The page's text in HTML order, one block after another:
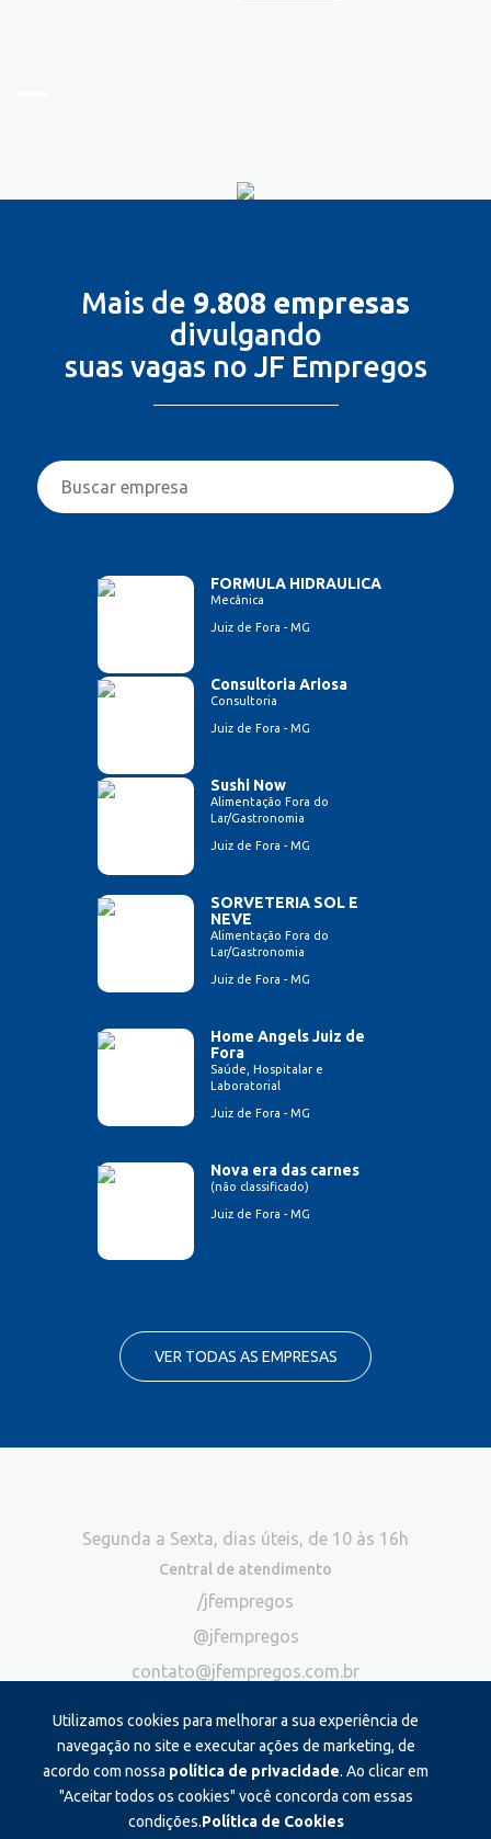
Mais de 9.808 empresas
divulgando
suas vagas no JF Empregos
FORMULA HIDRAULICA
Mecânica
Juiz de Fora - MG
Consultoria Ariosa
Consultoria
Juiz de Fora - MG
Sushi Now
Alimentação Fora do
Lar/Gastronomia
Juiz de Fora - MG
SORVETERIA SOL E
NEVE
Alimentação Fora do
Lar/Gastronomia
Juiz de Fora - MG
Home Angels Juiz de
Fora
Saúde, Hospitalar e
Laboratorial
Juiz de Fora - MG
Nova era das carnes
(não classificado)
Juiz de Fora - MG
VER TODAS AS EMPRESAS
Utilizamos cookies para melhorar a sua experiência de
navegação no site e executar ações de marketing, de
acordo com nossa política de privacidade. Ao clicar em
"Aceitar todos os cookies" você concorda com essas
condições.Política de Cookies
Segunda a Sexta, dias úteis, de 10 às 16h
Central de atendimento
/jfempregos
@jfempregos
contato@jfempregos.com.br
Publicidade
*Exclusivo para atendimento via chat. Não atendemos ligações neste
canal
Produzido e administrado por: